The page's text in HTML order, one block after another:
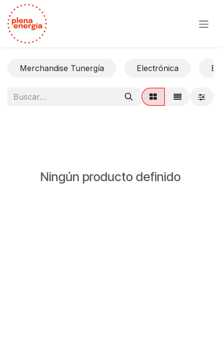
Ir al contenido
Merchandise Tunergía Electrónica
Ningún producto definido